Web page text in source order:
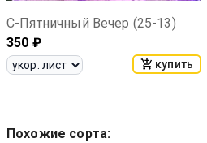
С-Пятничный Вечер (25-13)
350 ₽
купить
Похожие сорта: